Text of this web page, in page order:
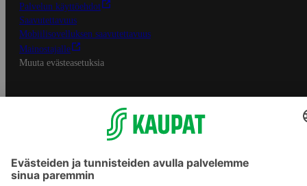
Palvelun käyttöehdot
Saavutettavuus
Mobiilisovelluksen saavutettavuus
Mainostajalle
Muuta evästeasetuksia
S-ryhmän palvelut
Asiakasomistajuus